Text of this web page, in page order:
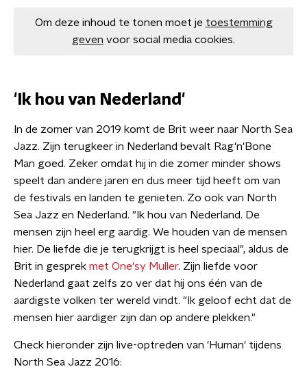
Om deze inhoud te tonen moet je toestemming
geven voor social media cookies.
'Ik hou van Nederland'
In de zomer van 2019 komt de Brit weer naar North Sea
Jazz. Zijn terugkeer in Nederland bevalt Rag'n'Bone
Man goed. Zeker omdat hij in die zomer minder shows
speelt dan andere jaren en dus meer tijd heeft om van
de festivals en landen te genieten. Zo ook van North
Sea Jazz en Nederland. "Ik hou van Nederland. De
mensen zijn heel erg aardig. We houden van de mensen
hier. De liefde die je terugkrijgt is heel speciaal", aldus de
Brit in gesprek met One'sy Muller. Zijn liefde voor
Nederland gaat zelfs zo ver dat hij ons één van de
aardigste volken ter wereld vindt. "Ik geloof echt dat de
mensen hier aardiger zijn dan op andere plekken."
Check hieronder zijn live-optreden van 'Human' tijdens
North Sea Jazz 2016: